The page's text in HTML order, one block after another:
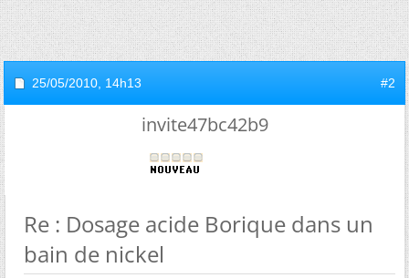
25/05/2010, 14h13 #2
invite47bc42b9
Re : Dosage acide Borique dans un
bain de nickel